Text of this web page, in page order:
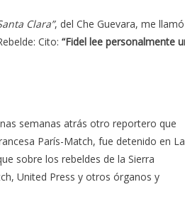
Clara”, del Che Guevara, me llamó
Cito: “Fidel lee personalmente
semanas atrás otro reportero que
París-Match, fue detenido en La
sobre los rebeldes de la Sierra
United Press y otros órganos y